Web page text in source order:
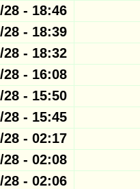
18:46 - 2016/01/28
18:39 - 2016/01/28
18:32 - 2016/01/28
16:08 - 2016/01/28
15:50 - 2016/01/28
15:45 - 2016/01/28
02:17 - 2016/01/28
02:08 - 2016/01/28
02:06 - 2016/01/28